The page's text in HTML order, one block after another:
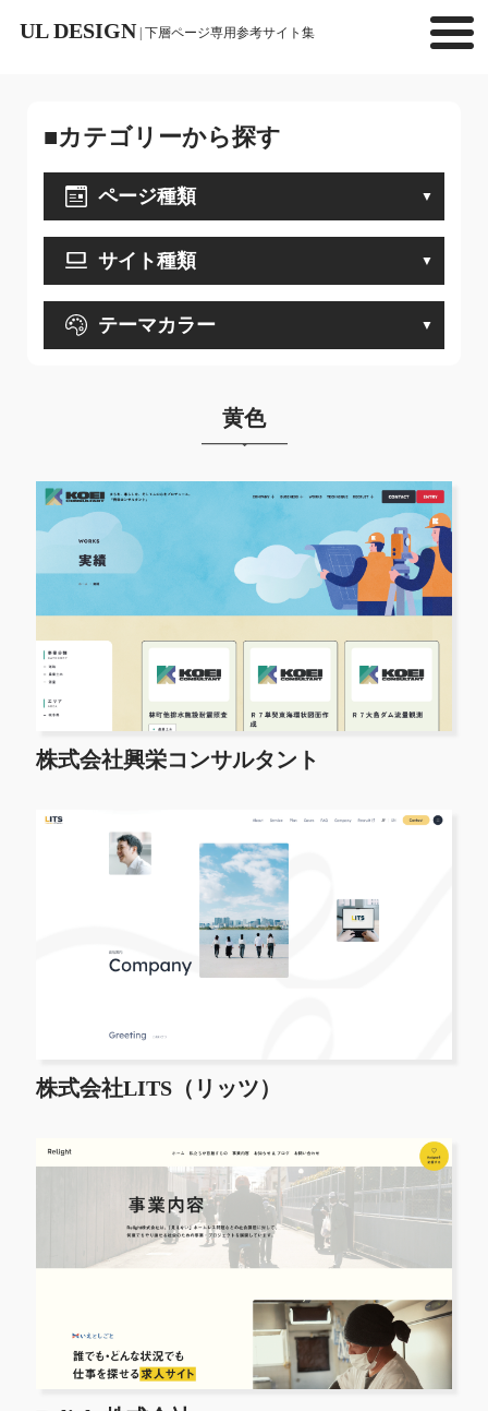
UL DESIGN | 下層ページ専用参考サイト集
■カテゴリーから探す
ページ種類
サイト種類
テーマカラー
黄色
株式会社興栄コンサルタント
株式会社LITS（リッツ）